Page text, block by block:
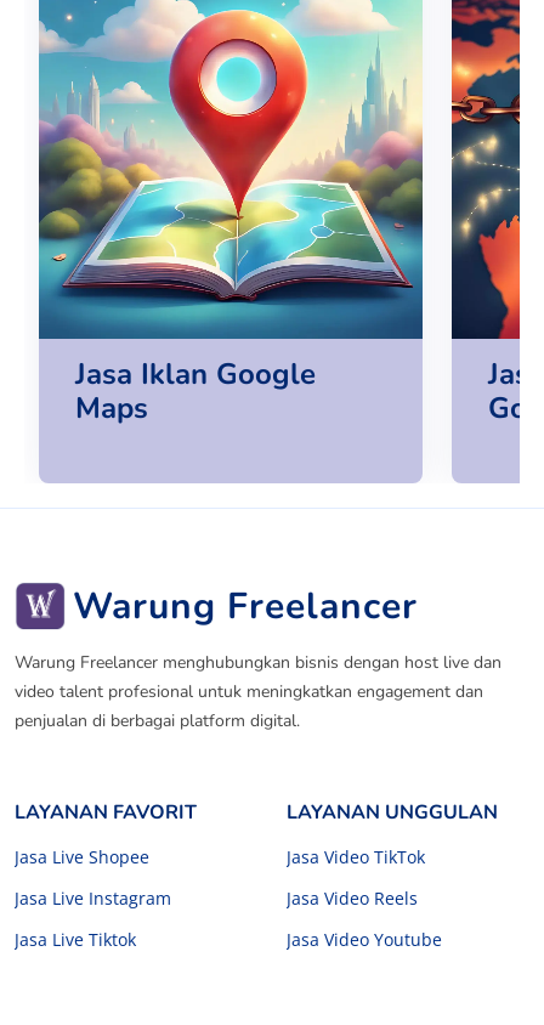
Jasa Iklan Google
Maps
Warung Freelancer
Warung Freelancer menghubungkan bisnis dengan host live dan
video talent profesional untuk meningkatkan engagement dan
penjualan di berbagai platform digital.
LAYANAN FAVORIT
Jasa Live Shopee
Jasa Live Instagram
Jasa Live Tiktok
LAYANAN UNGGULAN
Jasa Video TikTok
Jasa Video Reels
Jasa Video Youtube